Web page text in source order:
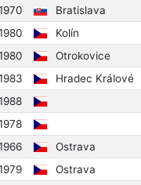
Bratislava
Kolín
Otrokovice
Hradec Králové
Ostrava
Ostrava